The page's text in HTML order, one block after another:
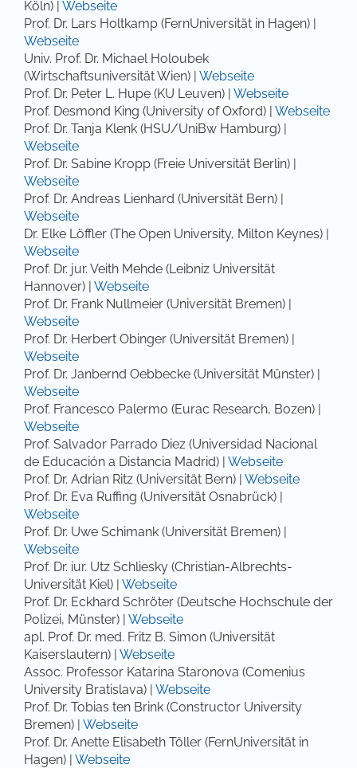
Köln) | Webseite
Prof. Dr. Lars Holtkamp (FernUniversität in Hagen) |
Webseite
Univ. Prof. Dr. Michael Holoubek
(Wirtschaftsuniversität Wien) | Webseite
Prof. Dr. Peter L. Hupe (KU Leuven) | Webseite
Prof. Desmond King (University of Oxford) | Webseite
Prof. Dr. Tanja Klenk (HSU/UniBw Hamburg) |
Webseite
Prof. Dr. Sabine Kropp (Freie Universität Berlin) |
Webseite
Prof. Dr. Andreas Lienhard (Universität Bern) |
Webseite
Dr. Elke Löffler (The Open University, Milton Keynes) |
Webseite
Prof. Dr. jur. Veith Mehde (Leibniz Universität
Hannover) | Webseite
Prof. Dr. Frank Nullmeier (Universität Bremen) |
Webseite
Prof. Dr. Herbert Obinger (Universität Bremen) |
Webseite
Prof. Dr. Janbernd Oebbecke (Universität Münster) |
Webseite
Prof. Francesco Palermo (Eurac Research, Bozen) |
Webseite
Prof. Salvador Parrado Diez (Universidad Nacional
de Educación a Distancia Madrid) | Webseite
Prof. Dr. Adrian Ritz (Universität Bern) | Webseite
Prof. Dr. Eva Ruffing (Universität Osnabrück) |
Webseite
Prof. Dr. Uwe Schimank (Universität Bremen) |
Webseite
Prof. Dr. iur. Utz Schliesky (Christian-Albrechts-
Universität Kiel) | Webseite
Prof. Dr. Eckhard Schröter (Deutsche Hochschule der
Polizei, Münster) | Webseite
apl. Prof. Dr. med. Fritz B. Simon (Universität
Kaiserslautern) | Webseite
Assoc. Professor Katarina Staronova (Comenius
University Bratislava) | Webseite
Prof. Dr. Tobias ten Brink (Constructor University
Bremen) | Webseite
Prof. Dr. Anette Elisabeth Töller (FernUniversität in
Hagen) | Webseite